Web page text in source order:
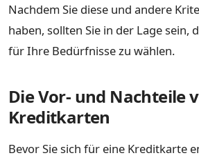
Nachdem Sie diese und andere
haben, sollten Sie in der Lage sein,
für Ihre Bedürfnisse zu wählen.
Die Vor- und Nachteile
Kreditkarten
Bevor Sie sich für eine Kreditkarte